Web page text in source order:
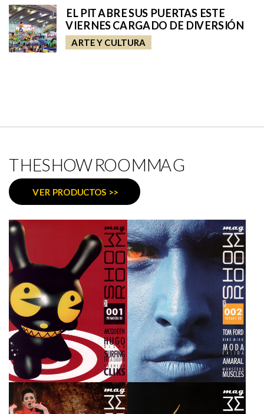
EL PIT ABRE SUS PUERTAS ESTE
VIERNES CARGADO DE DIVERSIÓN
ARTE Y CULTURA
THESHOWROOMMAG
VER PRODUCTOS >>